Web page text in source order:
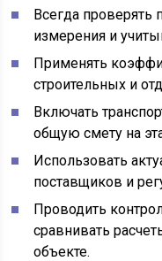
Всегда проверять
измерения и
Применять
строительных и
Включать
общую смету на
Использовать
поставщиков и
Проводить
сравнивать
объекте.